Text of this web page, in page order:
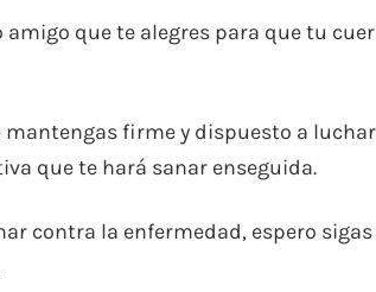
que te alegres para que tu
firme y dispuesto a luchar
que te hará sanar enseguida.
contra la enfermedad, espero